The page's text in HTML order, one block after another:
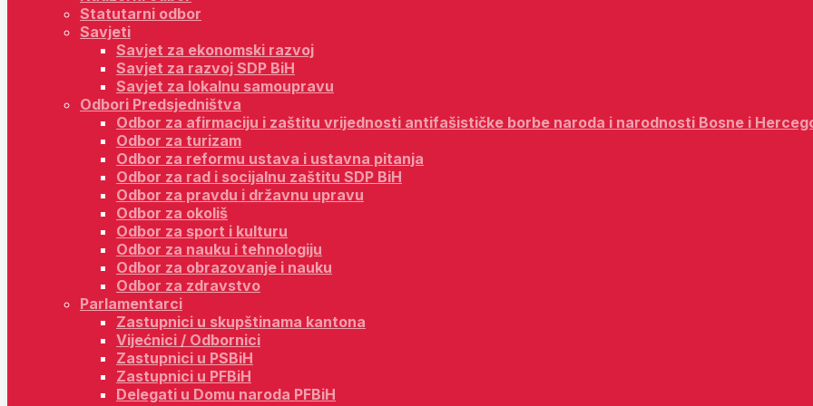
Statutarni odbor
Savjeti
Savjet za ekonomski razvoj
Savjet za razvoj SDP BiH
Savjet za lokalnu samoupravu
Odbori Predsjedništva
Odbor za afirmaciju i zaštitu vrijednosti antifašističke borbe naroda i narodnosti Bosne i
Odbor za turizam
Odbor za reformu ustava i ustavna pitanja
Odbor za rad i socijalnu zaštitu SDP BiH
Odbor za pravdu i državnu upravu
Odbor za okoliš
Odbor za sport i kulturu
Odbor za nauku i tehnologiju
Odbor za obrazovanje i nauku
Odbor za zdravstvo
Parlamentarci
Zastupnici u skupštinama kantona
Vijećnici / Odbornici
Zastupnici u PSBiH
Zastupnici u PFBiH
Delegati u Domu naroda PFBiH